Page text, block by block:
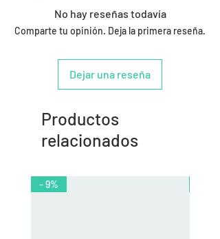
No hay reseñas todavía
Comparte tu opinión. Deja la primera reseña.
Dejar una reseña
Productos
relacionados
- 9%